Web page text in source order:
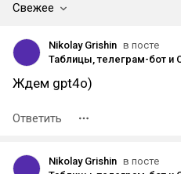
Свежее
Nikolay Grishin в посте
Ждем gpt4o)
Ответить
Nikolay Grishin в посте